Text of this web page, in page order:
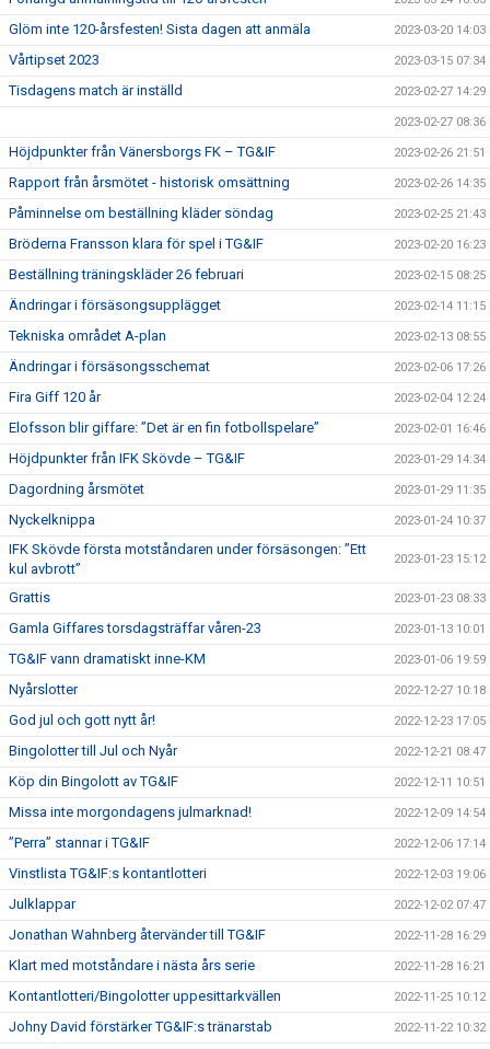
Glöm inte 120-årsfesten! Sista dagen att anmäla 2023-03-20 14:03
Vårtipset 2023 2023-03-15 07:34
Tisdagens match är inställd 2023-02-27 14:29
2023-02-27 08:36
Höjdpunkter från Vänersborgs FK – TG&IF 2023-02-26 21:51
Rapport från årsmötet - historisk omsättning 2023-02-26 14:35
Påminnelse om beställning kläder söndag 2023-02-25 21:43
Bröderna Fransson klara för spel i TG&IF 2023-02-20 16:23
Beställning träningskläder 26 februari 2023-02-15 08:25
Ändringar i försäsongsupplägget 2023-02-14 11:15
Tekniska området A-plan 2023-02-13 08:55
Ändringar i försäsongsschemat 2023-02-06 17:26
Fira Giff 120 år 2023-02-04 12:24
Elofsson blir giffare: ”Det är en fin fotbollspelare” 2023-02-01 16:46
Höjdpunkter från IFK Skövde – TG&IF 2023-01-29 14:34
Dagordning årsmötet 2023-01-29 11:35
Nyckelknippa 2023-01-24 10:37
IFK Skövde första motståndaren under försäsongen: ”Ett
kul avbrott”
2023-01-23 15:12
Grattis 2023-01-23 08:33
Gamla Giffares torsdagsträffar våren-23 2023-01-13 10:01
TG&IF vann dramatiskt inne-KM 2023-01-06 19:59
Nyårslotter 2022-12-27 10:18
God jul och gott nytt år! 2022-12-23 17:05
Bingolotter till Jul och Nyår 2022-12-21 08:47
Köp din Bingolott av TG&IF 2022-12-11 10:51
Missa inte morgondagens julmarknad! 2022-12-09 14:54
”Perra” stannar i TG&IF 2022-12-06 17:14
Vinstlista TG&IF:s kontantlotteri 2022-12-03 19:06
Julklappar 2022-12-02 07:47
Jonathan Wahnberg återvänder till TG&IF 2022-11-28 16:29
Klart med motståndare i nästa års serie 2022-11-28 16:21
Kontantlotteri/Bingolotter uppesittarkvällen 2022-11-25 10:12
Johny David förstärker TG&IF:s tränarstab 2022-11-22 10:32